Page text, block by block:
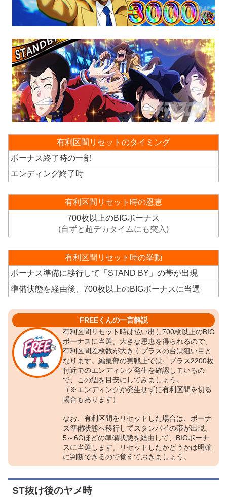
有利区間リセットのタイミング
ボーナス終了時の一部
エンディング終了時
有利区間リセット時の恩恵
700枚以上のBIGボーナス
(自ずと超デカタイムにも突入)
有利区間リセット時の挙動
ボーナス準備に移行して「STAND BY」の帯が出現
準備状態を経由後、700枚以上のBIGボーナスに当選
FREEくんの一言解説
有利区間リセット時は払い出し700枚以上のBIG
ボーナスに当選。大きな恩恵を得られるので、
有利区間差枚数が大きくプラスの台は狙い目と
なります。編集部の実戦上では、プラス2200枚
付近でのエンディング発生を確認しているの
で、この辺を目安にしてみましょう。
（※エンディングが発生せずに有利区間を切る
場合もあります）
なお、有利区間をリセットした場合は、ボーナ
ス準備状態へ移行してスタンバイの帯が出現。
5～6Gほどの準備状態を経由して、BIGボーナ
スに当選します。リセットしたかどうかは明確
に判断できるので覚えておきましょう。
ST抜け後のヤメ時